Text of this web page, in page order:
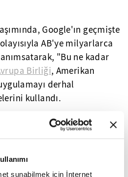
sunabilmek için İnternet
Google'ın geçmişte
AB'ye milyarlarca
"Bu ne kadar
Birliği, Amerikan
derhal
kullandı.
reklam faaliyetlerinde
ettiği gerekçesiyle 2,95
ABD ticaretine zarar